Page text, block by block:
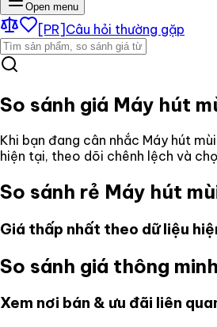
Open menu
[PR] Câu hỏi thường gặp
So sánh giá Máy hút
Khi bạn đang cân nhắc Máy hút
hiện tại, theo dõi chênh lệch và
So sánh rẻ Máy hút
Giá thấp nhất theo dữ liệu
So sánh giá thông
Xem nơi bán & ưu đãi liên